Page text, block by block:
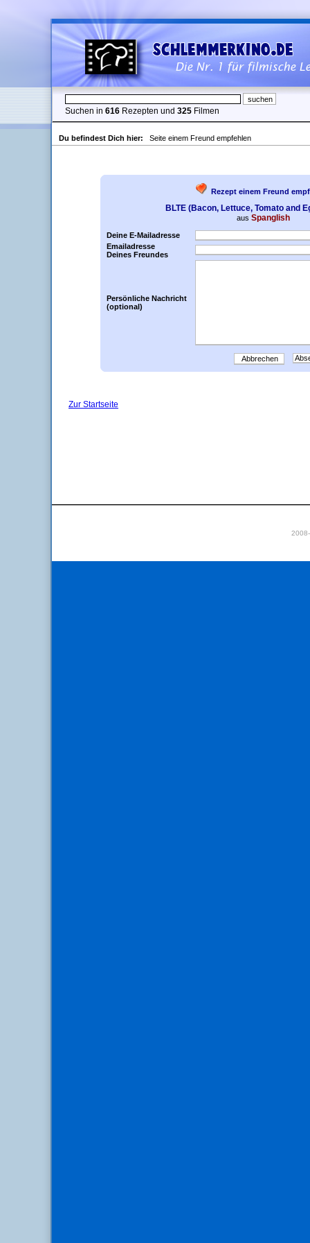
Suchen in 616 Rezepten und 325 Filmen
Du befindest Dich hier: Seite einem Freund empfehlen
Rezept einem Freund
BLTE (Bacon, Lettuce, Tomato and
aus Spanglish
Deine E-Mailadresse
Emailadresse
Deines Freundes
Persönliche Nachricht
(optional)
Abbrechen
Zur Startseite